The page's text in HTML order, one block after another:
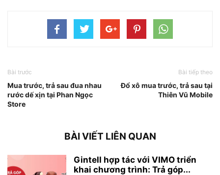
Bài trước
Mua trước, trả sau đua nhau
rước dế xịn tại Phan Ngọc
Store
Bài tiếp theo
Đổ xô mua trước, trả sau tại
Thiên Vũ Mobile
BÀI VIẾT LIÊN QUAN
Gintell hợp tác với VIMO triển
khai chương trình: Trả góp...